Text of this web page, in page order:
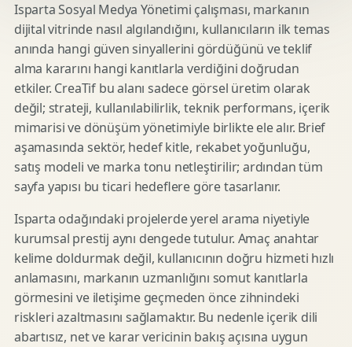
Isparta Sosyal Medya Yönetimi çalışması, markanın
dijital vitrinde nasıl algılandığını, kullanıcıların ilk temas
anında hangi güven sinyallerini gördüğünü ve teklif
alma kararını hangi kanıtlarla verdiğini doğrudan
etkiler. CreaTif bu alanı sadece görsel üretim olarak
değil; strateji, kullanılabilirlik, teknik performans, içerik
mimarisi ve dönüşüm yönetimiyle birlikte ele alır. Brief
aşamasında sektör, hedef kitle, rekabet yoğunluğu,
satış modeli ve marka tonu netleştirilir; ardından tüm
sayfa yapısı bu ticari hedeflere göre tasarlanır.
Isparta odağındaki projelerde yerel arama niyetiyle
kurumsal prestij aynı dengede tutulur. Amaç anahtar
kelime doldurmak değil, kullanıcının doğru hizmeti hızlı
anlamasını, markanın uzmanlığını somut kanıtlarla
görmesini ve iletişime geçmeden önce zihnindeki
riskleri azaltmasını sağlamaktır. Bu nedenle içerik dili
abartısız, net ve karar vericinin bakış açısına uygun